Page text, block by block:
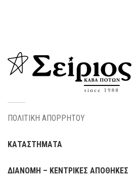
ΠΟΛΙΤΙΚΗ ΑΠΟΡΡΗΤΟΥ
ΚΑΤΑΣΤΗΜΑΤΑ
ΔΙΑΝΟΜΗ – ΚΕΝΤΡΙΚΕΣ ΑΠΟΘΗΚΕΣ